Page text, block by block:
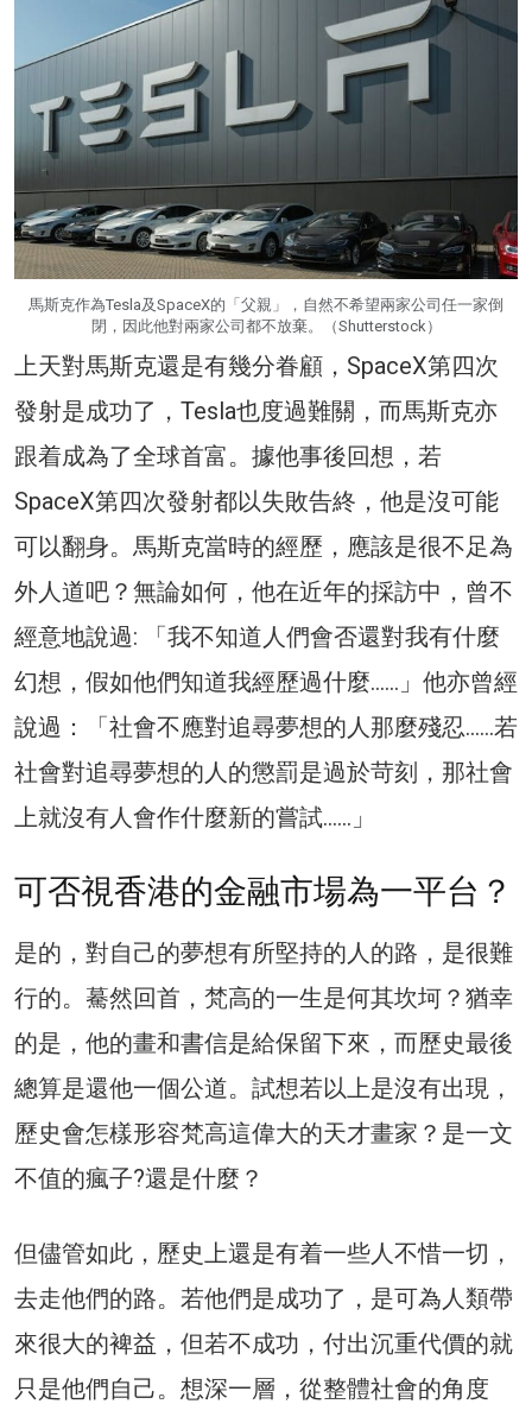
馬斯克作為Tesla及SpaceX的「父親」，自然不希望兩家公司任一家倒
閉，因此他對兩家公司都不放棄。（Shutterstock）
上天對馬斯克還是有幾分眷顧，SpaceX第四次
發射是成功了，Tesla也度過難關，而馬斯克亦
跟着成為了全球首富。據他事後回想，若
SpaceX第四次發射都以失敗告終，他是沒可能
可以翻身。馬斯克當時的經歷，應該是很不足為
外人道吧？無論如何，他在近年的採訪中，曾不
經意地說過: 「我不知道人們會否還對我有什麼
幻想，假如他們知道我經歷過什麼……」他亦曾經
說過：「社會不應對追尋夢想的人那麼殘忍……若
社會對追尋夢想的人的懲罰是過於苛刻，那社會
上就沒有人會作什麼新的嘗試……」
可否視香港的金融市場為一平台？
是的，對自己的夢想有所堅持的人的路，是很難
行的。驀然回首，梵高的一生是何其坎坷？猶幸
的是，他的畫和書信是給保留下來，而歷史最後
總算是還他一個公道。試想若以上是沒有出現，
歷史會怎樣形容梵高這偉大的天才畫家？是一文
不值的瘋子?還是什麼？
但儘管如此，歷史上還是有着一些人不惜一切，
去走他們的路。若他們是成功了，是可為人類帶
來很大的裨益，但若不成功，付出沉重代價的就
只是他們自己。想深一層，從整體社會的角度